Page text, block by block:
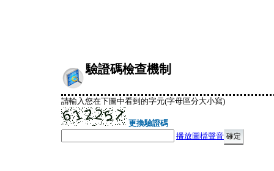
驗證碼檢查機制
請輸入您在下圖中看到的字元(字母區分大小寫)
更換驗證碼
播放圖檔聲音